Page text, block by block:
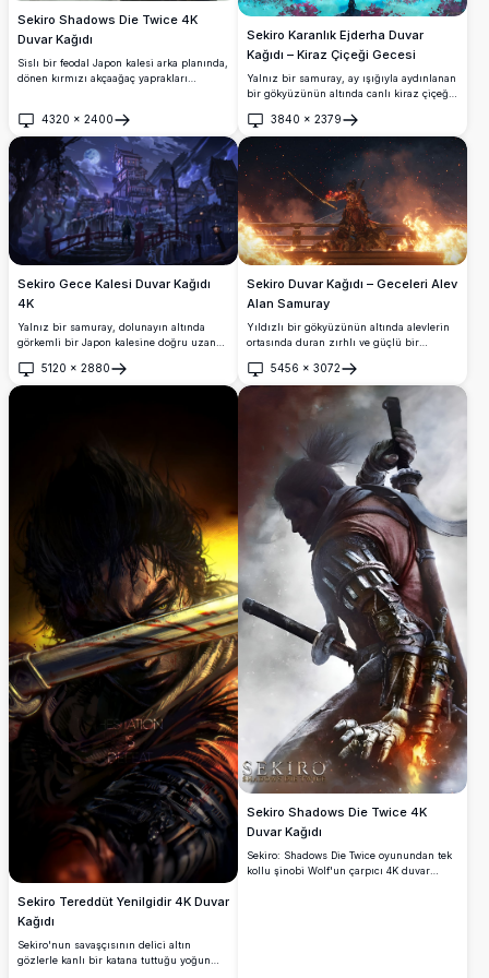
Sekiro Shadows Die Twice 4K
Duvar Kağıdı
Sislı bir feodal Japon kalesi arka planında,
dönen kırmızı akçaağaç yaprakları
sergileyen çarpıcı 4K duvar kağıdı.
4320 × 2400
Aç
Sekiro Karanlık Ejderha Duvar
Kağıdı – Kiraz Çiçeği Gecesi
Yalnız bir samuray, ay ışığıyla aydınlanan
bir gökyüzünün altında canlı kiraz çiçeği
karanlık bir ejderhaya karşı duruyor. Bu
büyüleyici 4K dijital sanat eseri, Japon
mitolojisini nefes kesen fantezi
manzaralarıyla harmanlıyor.
3840 × 2379
Aç
Sekiro Gece Kalesi Duvar Kağıdı
4K
Yalnız bir samuray, dolunayın altında
görkemli bir Japon kalesine doğru uzanan
çatılar, parlayan fenerler ve sisli dağlar,
Sekiro'dan ilham alan nefes kesici bir
5120 × 2880
Aç
Sekiro Duvar Kağıdı – Geceleri Alev
Alan Samuray
Yıldızlı bir gökyüzünün altında alevlerin
ortasında duran zırhlı ve güçlü bir
duruyor. Bu çarpıcı 4K Sekiro duvar
kağıdı, ateş, duman ve destansı atmosferle
dolu yoğun, sinematik bir anı gözler
5456 × 3072
Aç
Sekiro Tereddüt Yenilgidir 4K Duvar
Kağıdı
Sekiro'nun savaşçısının delici altın
gözlerle kanlı bir katana tuttuğu yoğun
Sekiro Shadows Die Twice 4K
Duvar Kağıdı
Sekiro: Shadows Die Twice oyunundan tek
kollu şinobi Wolf'un çarpıcı 4K duvar